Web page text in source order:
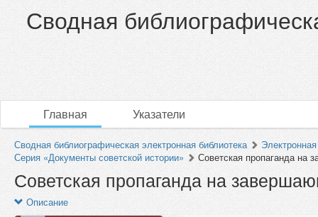
Сводная
Главная Указатели
Сводная библиографическая электронная библиотека
Серия «Документы советской истории»
Советская пропаганда на
Советская пропаганда на
Описание